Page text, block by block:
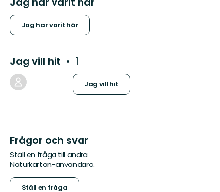
Jag har varit här
Jag vill hit 1
Jag vill hit
Frågor och svar
Ställ en fråga till andra
Naturkartan-användare.
Ställ en fråga